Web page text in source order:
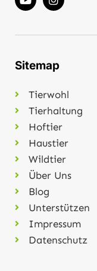
Sitemap
Tierwohl
Tierhaltung
Hoftier
Haustier
Wildtier
Über Uns
Blog
Unterstützen
Impressum
Datenschutz